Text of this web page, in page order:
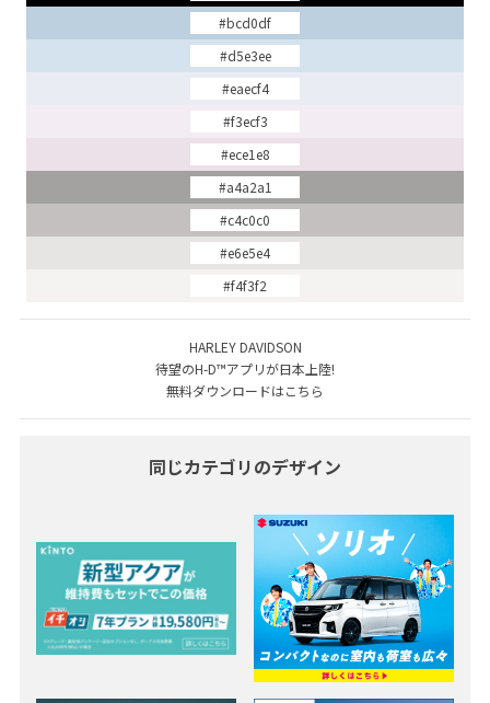
#bcd0df
#d5e3ee
#eaecf4
#f3ecf3
#ece1e8
#a4a2a1
#c4c0c0
#e6e5e4
#f4f3f2
HARLEY DAVIDSON
待望のH-D™アプリが日本上陸!
無料ダウンロードはこちら
同じカテゴリのデザイン